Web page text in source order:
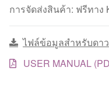
การจัดส่งสินค้า: ฟรีทาง
ไฟล์ข้อมูลสำหรับดา
USER MANUAL